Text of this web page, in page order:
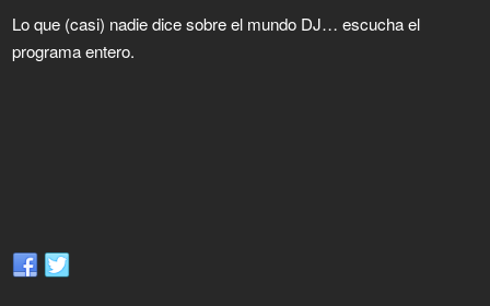
Lo que (casi) nadie dice sobre el mundo DJ… escucha el
programa entero.